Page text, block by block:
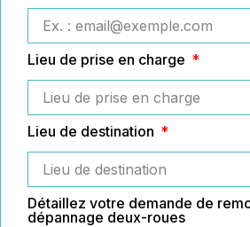
Lieu de prise en charge
Lieu de destination
Détaillez votre demande de
dépannage deux-roues